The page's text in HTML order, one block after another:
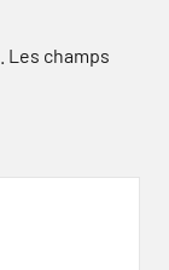
Les champs